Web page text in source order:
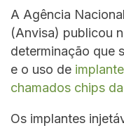
A Agência
(Anvisa) publicou
determinação que
e o uso de
chamados chips
Os implantes